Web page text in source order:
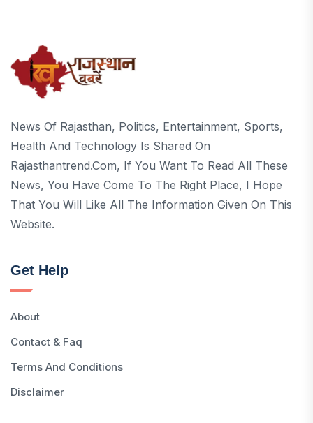
News Of Rajasthan, Politics, Entertainment, Sports,
Health And Technology Is Shared On
Rajasthantrend.com, If You Want To Read All These
News, You Have Come To The Right Place, I Hope
That You Will Like All The Information Given On This
Website.
Get Help
About
Contact & Faq
Terms And Conditions
Disclaimer